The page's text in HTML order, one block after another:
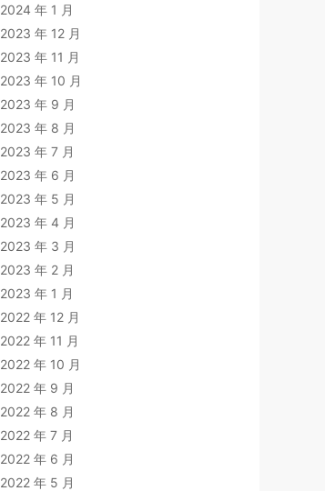
2024 年 1 月
2023 年 12 月
2023 年 11 月
2023 年 10 月
2023 年 9 月
2023 年 8 月
2023 年 7 月
2023 年 6 月
2023 年 5 月
2023 年 4 月
2023 年 3 月
2023 年 2 月
2023 年 1 月
2022 年 12 月
2022 年 11 月
2022 年 10 月
2022 年 9 月
2022 年 8 月
2022 年 7 月
2022 年 6 月
2022 年 5 月